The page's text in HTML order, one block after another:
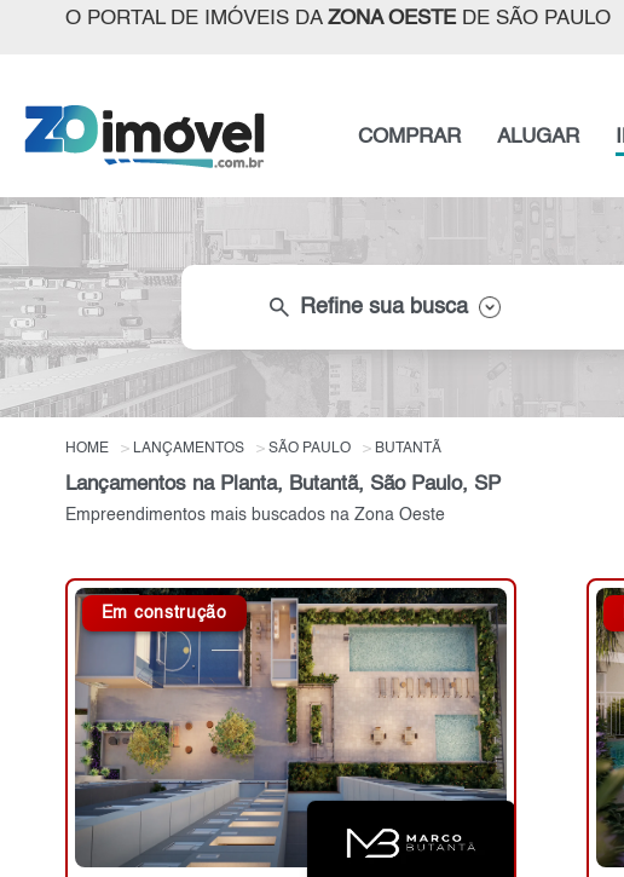
O PORTAL DE IMÓVEIS DA ZONA OESTEDE SÃO PAULO
COMPRAR ALUGAR
search Refine sua busca
HOME LANÇAMENTOS SÃO PAULO BUTANTÃ
Lançamentos na Planta, Butantã, São Paulo, SP
Empreendimentos mais buscados na Zona Oeste
Em construção